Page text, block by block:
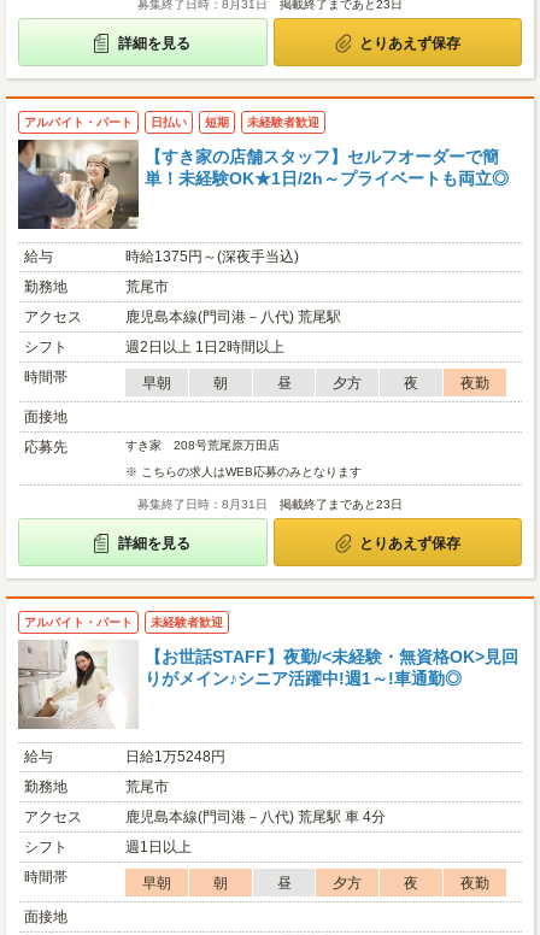
募集終了日時：8月31日 掲載終了まであと23日
詳細を見る とりあえず保存
アルバイト・パート 日払い 短期 未経験者歓迎
【すき家の店舗スタッフ】セルフオーダーで簡
単！未経験OK★1日/2h～プライベートも両立◎
給与
時給1375円～(深夜手当込)
勤務地
荒尾市
アクセス
鹿児島本線(門司港－八代) 荒尾駅
シフト
週2日以上 1日2時間以上
時間帯
早朝 朝 昼 夕方 夜
夜勤
面接地
応募先
すき家 208号荒尾原万田店
※ こちらの求人はWEB応募のみとなります
募集終了日時：8月31日 掲載終了まであと23日
詳細を見る とりあえず保存
アルバイト・パート 未経験者歓迎
【お世話STAFF】夜勤/<未経験・無資格OK>見回
りがメイン♪シニア活躍中!週1～!車通勤◎
給与
日給1万5248円
勤務地
荒尾市
アクセス
鹿児島本線(門司港－八代) 荒尾駅 車 4分
シフト
週1日以上
時間帯
早朝 朝 昼 夕方 夜
夜勤
面接地